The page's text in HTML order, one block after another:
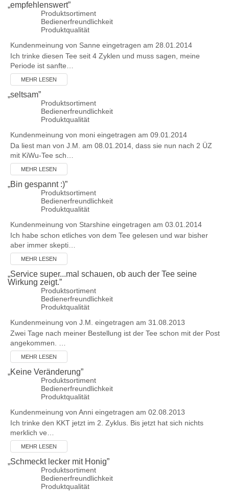
„empfehlenswert”
Produktsortiment
Bedienerfreundlichkeit
Produktqualität
Kundenmeinung von Sanne eingetragen am 28.01.2014
Ich trinke diesen Tee seit 4 Zyklen und muss sagen, meine
Periode ist sanfte…
MEHR LESEN
„seltsam”
Produktsortiment
Bedienerfreundlichkeit
Produktqualität
Kundenmeinung von moni eingetragen am 09.01.2014
Da liest man von J.M. am 08.01.2014, dass sie nun nach 2 ÜZ
mit KiWu-Tee sch…
MEHR LESEN
„Bin gespannt :)”
Produktsortiment
Bedienerfreundlichkeit
Produktqualität
Kundenmeinung von Starshine eingetragen am 03.01.2014
Ich habe schon etliches von dem Tee gelesen und war bisher
aber immer skepti…
MEHR LESEN
„Service super...mal schauen, ob auch der Tee seine
Wirkung zeigt.”
Produktsortiment
Bedienerfreundlichkeit
Produktqualität
Kundenmeinung von J.M. eingetragen am 31.08.2013
Zwei Tage nach meiner Bestellung ist der Tee schon mit der Post
angekommen. …
MEHR LESEN
„Keine Veränderung”
Produktsortiment
Bedienerfreundlichkeit
Produktqualität
Kundenmeinung von Anni eingetragen am 02.08.2013
Ich trinke den KKT jetzt im 2. Zyklus. Bis jetzt hat sich nichts
merklich ve…
MEHR LESEN
„Schmeckt lecker mit Honig”
Produktsortiment
Bedienerfreundlichkeit
Produktqualität